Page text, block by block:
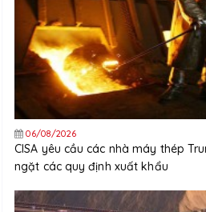
06/08/2026
CISA yêu cầu các nhà máy thép
ngặt các quy định xuất khẩu